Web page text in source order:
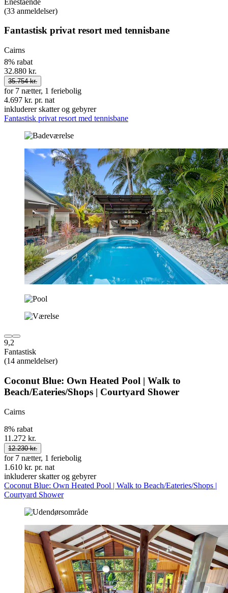
(33 anmeldelser)
Fantastisk privat resort med tennisbane
Cairns
8% rabat
32.880 kr.
35.754 kr.
for 7 nætter, 1 feriebolig
4.697 kr. pr. nat
inkluderer skatter og gebyrer
Fantastisk privat resort med tennisbane
9,2
Fantastisk
(14 anmeldelser)
Coconut Blue: Own Heated Pool | Walk to
Beach/Eateries/Shops | Courtyard Shower
Cairns
8% rabat
11.272 kr.
12.230 kr.
for 7 nætter, 1 feriebolig
1.610 kr. pr. nat
inkluderer skatter og gebyrer
Coconut Blue: Own Heated Pool | Walk to Beach/Eateries/Shops |
Courtyard Shower